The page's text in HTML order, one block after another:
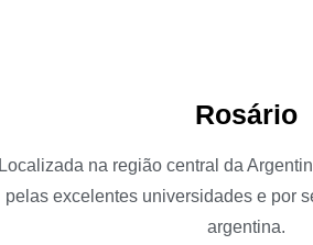
Rosário
Localizada na região central da
pelas excelentes universidades e por
argentina.